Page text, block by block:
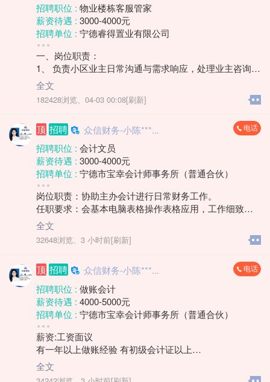
招聘职位 : 物业楼栋客服管家
薪资待遇 : 3000-4000元
招聘单位 : 宁德睿得置业有限公司
招聘人数 :
性别要求 :性别不限
年龄要求 :年龄不限
学历要求 :
工作经验 :
经验不限
一、岗位职责：
1、 负责小区业主日常沟通与需求响应，处理业主咨询、
投诉及报修协调工作；
2、 维护小区公共区域秩序，协助监督环境卫生、绿化养
护等日常服务质量；
3、 协助组织小区社区活动，提升业主居住满意度，建立
良好邻里关系；
4、 负责楼宇巡查，记录装修期间业主违规情况及公共设
施异常情况等，及时对接维修部门处理。
二、岗位要求：
1、 中专及以上学历，身体健康，具有1年以上物业楼管
或相关服务岗位工作经验优先；
2、具备良好的沟通表达与协调能力，能耐心解答业主问
题，处理突发情况；
3、熟悉物业管理相关流程及法律法规者优先。
全文
182428浏览、 04-03 00:08[刷新]
顶 招聘 众信财务-小陈***... 电话
招聘职位 : 会计文员
薪资待遇 : 3000-4000元
招聘单位 : 宁德市宝幸会计师事务所（普通合伙）
招聘人数 :
性别要求 : 女
年龄要求 : 40岁以下
学历要求 :
工作经验 : 经验不限
岗位职责：协助主办会计进行日常财务工作。
任职要求：会基本电脑表格操作表格应用，工作细致、
严谨，具有较强的责任心和敬业精神；具备良好的沟通
能力和团队协作精神；具有较强的学习能力，能快速适
应公司财务工作流程和节奏。
五、上班时间：上午8:30-12:00 下午14:00-17:30
周末双休，法定节假日放假。
全文
32648浏览、 3 小时前[刷新]
顶 招聘 众信财务-小陈***... 电话
招聘职位 : 做账会计
薪资待遇 : 4000-5000元
招聘单位 : 宁德市宝幸会计师事务所（普通合伙）
招聘人数 :
性别要求 :女
年龄要求 :年龄不限
学历要求 :
工作经验 : 1-3年
薪资:工资面议
有一年以上做账经验 有初级会计证以上
1.熟练使用帐套软件，凭证录入，以及税务申报税务问题
处理等
全文